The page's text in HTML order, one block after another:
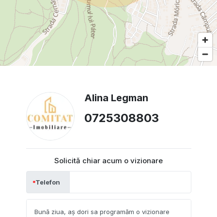
Alina Legman
0725308803
Solicită chiar acum o vizionare
Telefon